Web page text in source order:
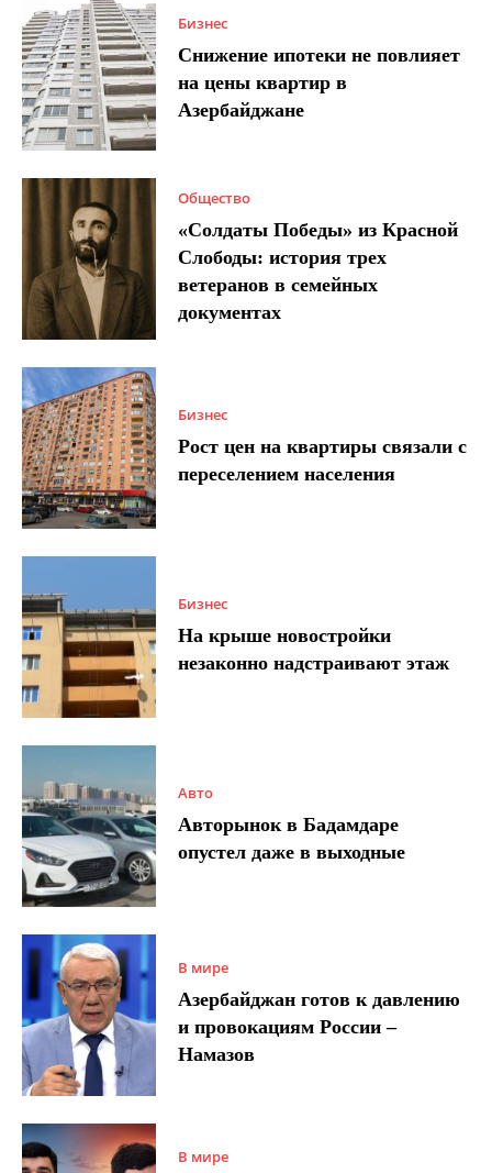
Бизнес
Снижение ипотеки не повлияет
на цены квартир в
Азербайджане
Общество
«Солдаты Победы» из Красной
Слободы: история трех
ветеранов в семейных
документах
Бизнес
Рост цен на квартиры связали с
переселением населения
Бизнес
На крыше новостройки
незаконно надстраивают этаж
Авто
Авторынок в Бадамдаре
опустел даже в выходные
В мире
Азербайджан готов к давлению
и провокациям России –
Намазов
В мире